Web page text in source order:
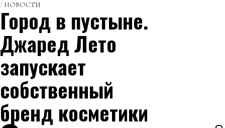
НОВОСТИ
Город в пустыне.
Джаред Лето
запускает
собственный
бренд косметики